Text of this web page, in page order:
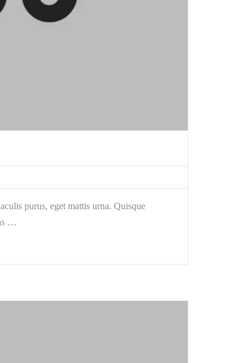
purus, eget mattis urna. Quisque
…